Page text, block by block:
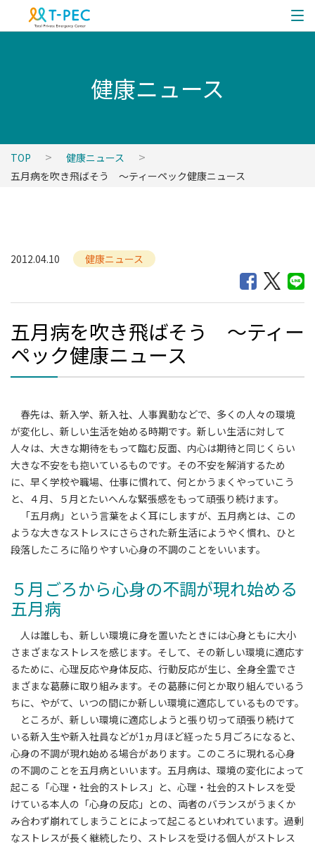
健康ニュース
TOP
健康ニュース
五月病を吹き飛ばそう ～ティーペック健康ニュース
2012.04.10 健康ニュース
五月病を吹き飛ばそう ～ティー
ペック健康ニュース
春先は、新入学、新入社、人事異動などで、多くの人々の環境
が変化し、新しい生活を始める時期です。新しい生活に対して
人々は、大きな期待をもって臨む反面、内心は期待と同じくらい
大きな不安をも抱いているものです。その不安を解消するため
に、早く学校や職場、仕事に慣れて、何とかうまくやっていこう
と、４月、５月とたいへんな緊張感をもって頑張り続けます。
「五月病」という言葉をよく耳にしますが、五月病とは、この
ような大きなストレスにさらされた新生活にようやく慣れ、ひと
段落したころに陥りやすい心身の不調のことをいいます。
５月ごろから心身の不調が現れ始める
五月病
人は誰しも、新しい環境に身を置いたときには心身ともに大小
さまざまなストレスを感じます。そして、その新しい環境に適応す
るために、心理反応や身体反応、行動反応が生じ、全身全霊でさ
まざまな葛藤に取り組みます。その葛藤に何とか取り組んでいるう
ちに、やがて、いつの間にか新しい環境に適応しているものです。
ところが、新しい環境に適応しようと張り切って頑張り続けて
いる新入生や新入社員などが1ヵ月ほど経った５月ごろになると、
心身の不調が現れ始める場合があります。このころに現れる心身
の不調のことを五月病といいます。五月病は、環境の変化によって
起こる「心理・社会的ストレス」と、心理・社会的ストレスを受
けている本人の「心身の反応」との、両者のバランスがうまくか
み合わず崩れてしまうことによって起こるといわれています。過剰
なストレスが長く継続したり、ストレスを受ける個人がストレス